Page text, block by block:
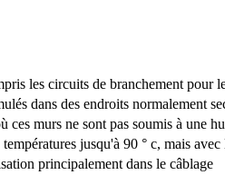
les circuits de branchement pour
dans des endroits normalement
ces murs ne sont pas soumis à une
jusqu'à 90 ° c, mais avec
principalement dans le câblage